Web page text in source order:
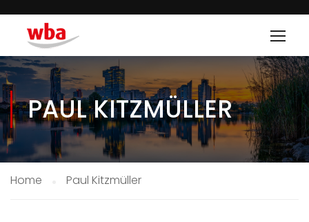
PAUL KITZMÜLLER
Home Paul Kitzmüller